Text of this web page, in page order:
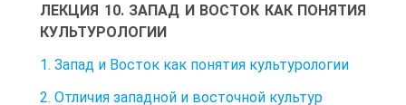
ЛЕКЦИЯ 10. ЗАПАД И ВОСТОК КАК ПОНЯТИЯ
КУЛЬТУРОЛОГИИ
1. Запад и Восток как понятия культурологии
2. Отличия западной и восточной культур